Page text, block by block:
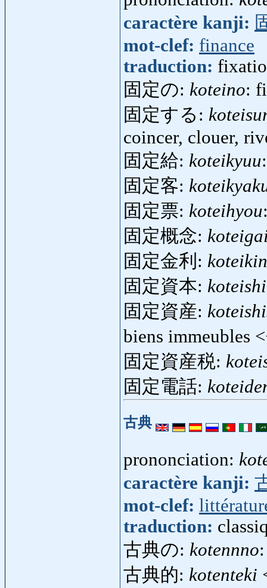
caractère kanji:
mot-clef: finance
traduction:
固定の: koteino:
固定する:
coincer, clouer,
固定給: koteikyuu
固定客:
固定票: koteihyou
固定概念:
固定金利:
固定資本:
固定資産:
biens immeubles
固定資産税:
固定電話:
古典
prononciation:
caractère kanji:
mot-clef:
traduction:
古典の: kotennno
古典的: kotenteki